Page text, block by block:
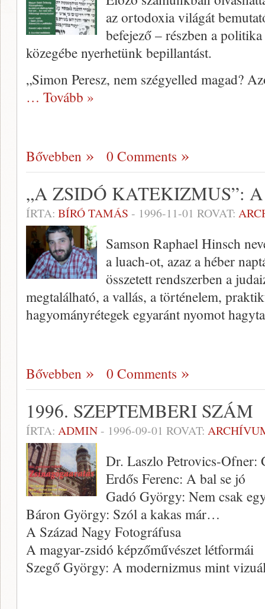
az ortodoxia világát
befejező – részben a
közegébe nyerhetünk bepillantást.
„Simon Peresz, nem szégyelled magad?
… Tovább »
Bővebben 0 Comments
„A ZSIDÓ KATEKIZMUS”:
ÍRTA: BÍRÓ TAMÁS - 1996-11-01 ROVAT:
Samson Raphael Hinsch
a luach-ot, azaz a héber
összetett rendszerben a
megtalálható, a vallás, a történelem,
hagyományrétegek egyaránt nyomot
Bővebben 0 Comments
1996. SZEPTEMBERI SZÁM
ÍRTA: ADMIN- 1996-09-01 ROVAT:
Dr. Laszlo Petrovics-Ofner:
Erdős Ferenc: A bal se jó
Gadó György: Nem csak
Báron György: Szól a kakas már…
A Század Nagy Fotográfusa
A magyar-zsidó képzőművészet létformái
Szegő György: A modernizmus mint